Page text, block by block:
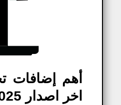
اخر اصدار 2025: